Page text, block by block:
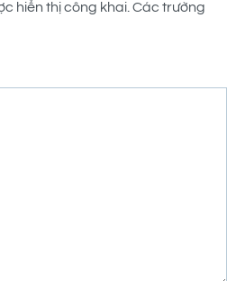
hiển thị công khai. Các trường